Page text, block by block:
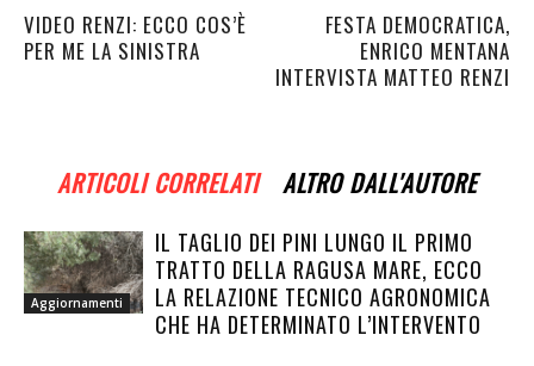
VIDEO RENZI: ECCO COS’È
PER ME LA SINISTRA
FESTA DEMOCRATICA,
ENRICO MENTANA
INTERVISTA MATTEO RENZI
ARTICOLI CORRELATI ALTRO DALL'AUTORE
Aggiornamenti
IL TAGLIO DEI PINI LUNGO IL PRIMO
TRATTO DELLA RAGUSA MARE, ECCO
LA RELAZIONE TECNICO AGRONOMICA
CHE HA DETERMINATO L’INTERVENTO